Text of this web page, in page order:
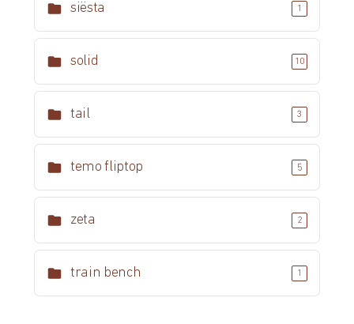
siësta 1
solid 10
tail 3
temo fliptop 5
zeta 2
train bench 1